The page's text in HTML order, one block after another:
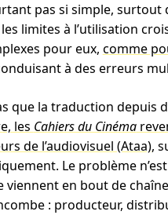
pas si simple,
limites à l’utilisation
pour eux, comme
à des erreurs
que la traduction depuis
les Cahiers du Cinéma
de l’audiovisuel (Ataa),
Le problème
viennent en bout de
: producteur,